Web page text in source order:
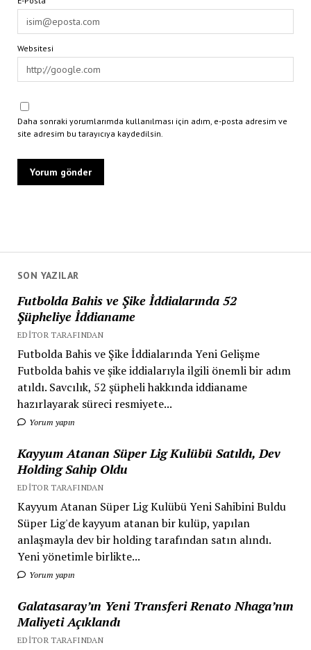
SON YAZILAR
Futbolda Bahis ve Şike İddialarında 52
Şüpheliye İddianame
EDITOR TARAFINDAN
Futbolda Bahis ve Şike İddialarında Yeni Gelişme
Futbolda bahis ve şike iddialarıyla ilgili önemli bir adım
atıldı. Savcılık, 52 şüpheli hakkında iddianame
hazırlayarak süreci resmiyete...
Yorum yapın
Kayyum Atanan Süper Lig Kulübü Satıldı, Dev
Holding Sahip Oldu
EDITOR TARAFINDAN
Kayyum Atanan Süper Lig Kulübü Yeni Sahibini Buldu
Süper Lig'de kayyum atanan bir kulüp, yapılan
anlaşmayla dev bir holding tarafından satın alındı.
Yeni yönetimle birlikte...
Yorum yapın
Galatasaray’ın Yeni Transferi Renato Nhaga’nın
Maliyeti Açıklandı
EDITOR TARAFINDAN
Websitesi
Daha sonraki yorumlarımda kullanılması için adım, e-posta adresim ve
site adresim bu tarayıcıya kaydedilsin.